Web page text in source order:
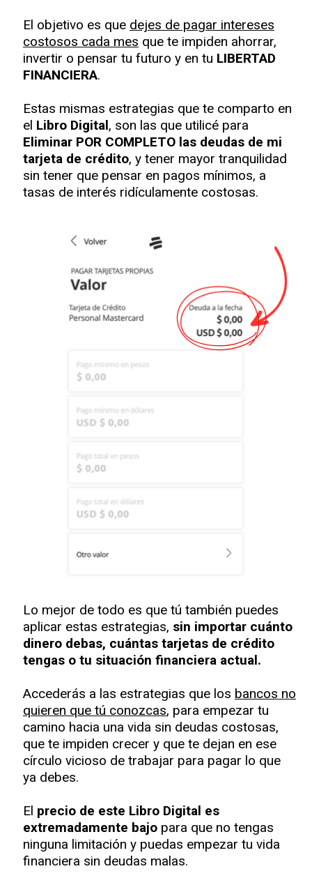
El objetivo es que dejes de pagar intereses
costosos cada mes que te impiden ahorrar,
invertir o pensar tu futuro y en tu LIBERTAD
FINANCIERA.
Estas mismas estrategias que te comparto en
el Libro Digital, son las que utilicé para
Eliminar POR COMPLETO las deudas de mi
tarjeta de crédito, y tener mayor tranquilidad
sin tener que pensar en pagos mínimos, a
tasas de interés ridículamente costosas.
Lo mejor de todo es que tú también puedes
aplicar estas estrategias, sin importar cuánto
dinero debas, cuántas tarjetas de crédito
tengas o tu situación financiera actual.
Accederás a las estrategias que los bancos no
quieren que tú conozcas, para empezar tu
camino hacia una vida sin deudas costosas,
que te impiden crecer y que te dejan en ese
círculo vicioso de trabajar para pagar lo que
ya debes.
El precio de este Libro Digital es
extremadamente bajo para que no tengas
ninguna limitación y puedas empezar tu vida
financiera sin deudas malas.